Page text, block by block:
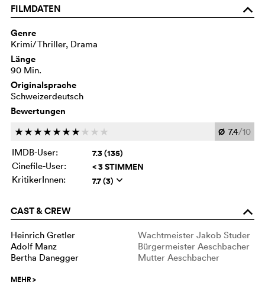
FILMDATEN o
Genre
Krimi/Thriller, Drama
Länge
90 Min.
Originalsprache
Schweizerdeutsch
Bewertungen
ccccccc c c c Ø 7.4/10
IMDB-User:
7.3 (135)
Cinefile-User: < 3 STIMMEN
KritikerInnen: 7.7 (3) q
CAST & CREW o
Heinrich Gretler
Wachtmeister Jakob Studer
Adolf Manz
Bürgermeister Aeschbacher
Bertha Danegger
Mutter Aeschbacher
MEHR>